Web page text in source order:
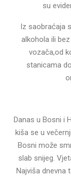
su
Iz saobraćaja
alkohola ili
vozača,od
stanicama
Danas u Bosni i
kiša se u
Bosni može
slab snijeg.
Najviša dnevna